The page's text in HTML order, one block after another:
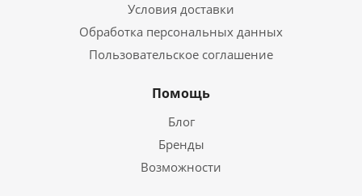
Условия доставки
Обработка персональных данных
Пользовательское соглашение
Помощь
Блог
Бренды
Возможности